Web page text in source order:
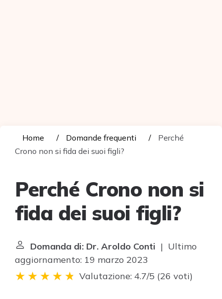
Home Domande frequenti
Perché
Crono non si fida dei suoi figli?
Perché Crono non si
fida dei suoi figli?
Domanda di: Dr. Aroldo Conti | Ultimo
aggiornamento: 19 marzo 2023
Valutazione: 4.7/5 (26 voti)